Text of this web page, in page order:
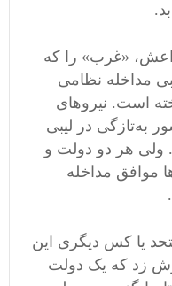
«غرب» را که
مداخله نظامی‌
است. نیروهای
به‌تازگی در لیبی
ولی هر دو دولت و
موافق مداخله
یا کس دیگری این
زد که یک دولت